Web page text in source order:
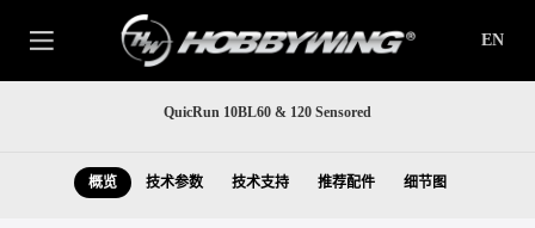
EN
QuicRun 10BL60 & 120 Sensored
概览 技术参数 技术支持 推荐配件 细节图